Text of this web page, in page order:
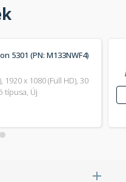
5301 (PN: M133NWF4)
pin Csatlakozó típusa, Új